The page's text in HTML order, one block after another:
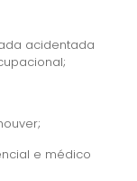
acidentada
e médico